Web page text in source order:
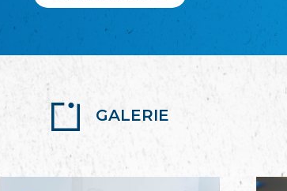
GALERIE